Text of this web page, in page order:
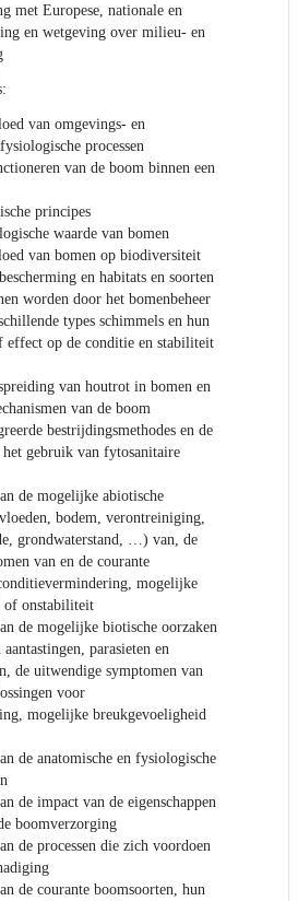
met Europese, nationale en
en wetgeving over milieu- en
van omgevings- en
processen
van de boom binnen een
principes
waarde van bomen
van bomen op biodiversiteit
en habitats en soorten
worden door het bomenbeheer
types schimmels en hun
effect op de conditie en stabiliteit
van houtrot in bomen en
van de boom
bestrijdingsmethodes en de
gebruik van fytosanitaire
de mogelijke abiotische
bodem, verontreiniging,
grondwaterstand, …) van, de
van en de courante
mogelijke
of onstabiliteit
de mogelijke biotische oorzaken
parasieten en
de uitwendige symptomen van
voor
mogelijke breukgevoeligheid
de anatomische en fysiologische
de impact van de eigenschappen
boomverzorging
de processen die zich voordoen
de courante boomsoorten, hun